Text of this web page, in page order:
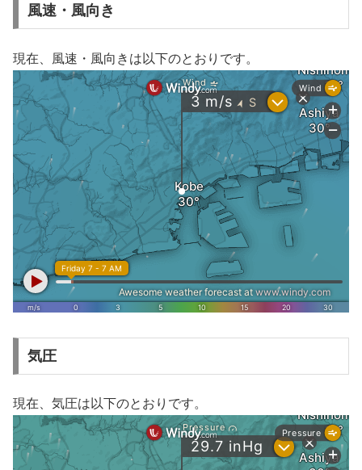
風速・風向き
現在、風速・風向きは以下のとおりです。
気圧
現在、気圧は以下のとおりです。